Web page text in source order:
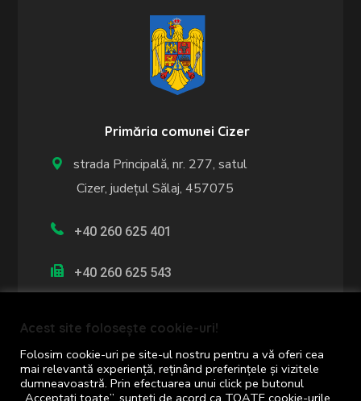
Primăria comunei Cizer
strada Principală, nr. 277, satul
Cizer, județul Sălaj, 457075
+40 260 625 401
+40 260 625 543
luni - joi: 8:00 - 16:00
vineri: 8:00 - 14:00
Acest site folosește cookie-uri!
Folosim cookie-uri pe site-ul nostru pentru a vă oferi cea
mai relevantă experiență, reținând preferințele și vizitele
dumneavoastră. Prin efectuarea unui click pe butonul
„Acceptați toate”, sunteți de acord ca TOATE cookie-urile